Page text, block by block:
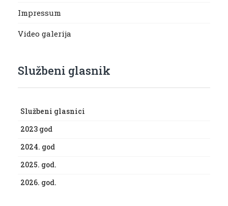
Impressum
Video galerija
Službeni glasnik
Službeni glasnici
2023 god
2024. god
2025. god.
2026. god.